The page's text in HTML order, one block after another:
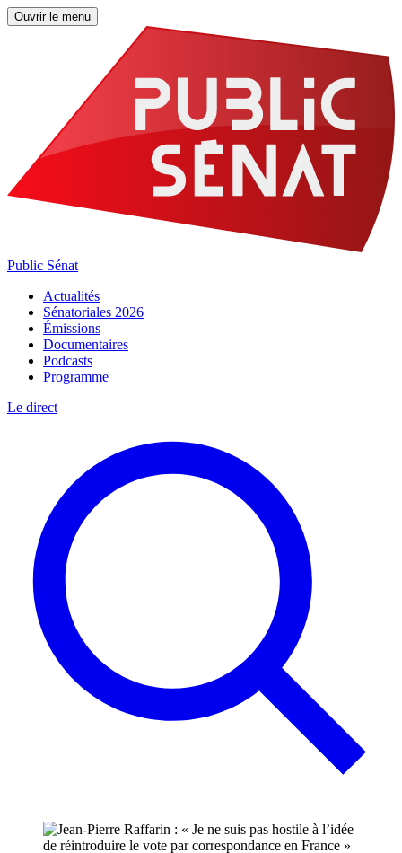
Ouvrir le menu
Public Sénat
Actualités
Sénatoriales 2026
Émissions
Documentaires
Podcasts
Programme
Le direct